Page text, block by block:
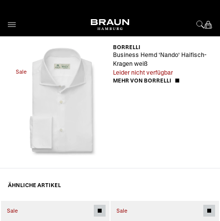
Sale
BORRELLI
Business Hemd 'Nando' Haifisch-
Kragen weiß
Leider nicht verfügbar
MEHR VON BORRELLI
ÄHNLICHE ARTIKEL
Sale Sale